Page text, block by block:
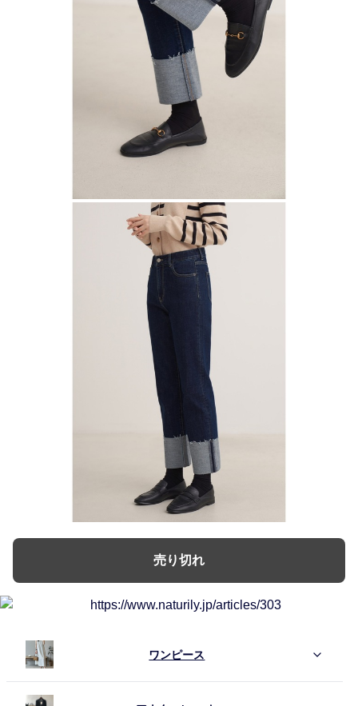
売り切れ
ワンピース